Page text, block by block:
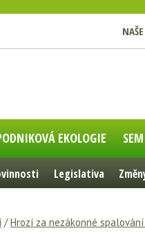
EKOLOGIE
Legislativa
/Hrozí za nezákonné